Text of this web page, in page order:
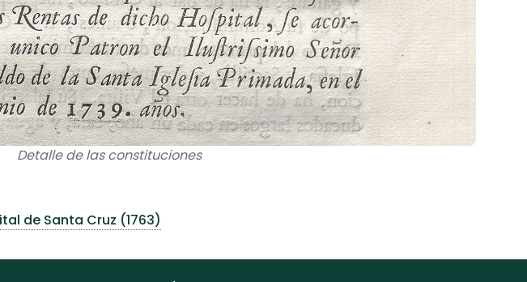
Detalle de las constituciones
de Santa Cruz (1763)